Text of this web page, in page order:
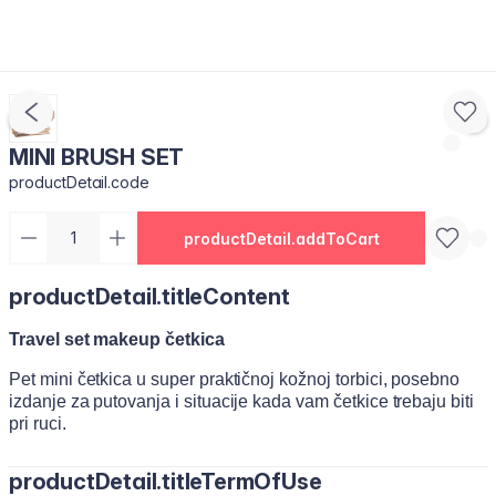
MINI BRUSH SET
productDetail.code
productDetail.addToCart
productDetail.titleContent
Travel set makeup četkica
Pet mini četkica u super praktičnoj kožnoj torbici, posebno
izdanje za putovanja i situacije kada vam četkice trebaju biti
pri ruci.
productDetail.titleTermOfUse